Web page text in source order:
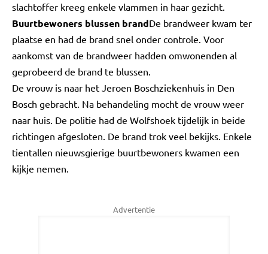
slachtoffer kreeg enkele vlammen in haar gezicht.
Buurtbewoners blussen brandDe brandweer kwam ter
plaatse en had de brand snel onder controle. Voor
aankomst van de brandweer hadden omwonenden al
geprobeerd de brand te blussen.
De vrouw is naar het Jeroen Boschziekenhuis in Den
Bosch gebracht. Na behandeling mocht de vrouw weer
naar huis. De politie had de Wolfshoek tijdelijk in beide
richtingen afgesloten. De brand trok veel bekijks. Enkele
tientallen nieuwsgierige buurtbewoners kwamen een
kijkje nemen.
Advertentie